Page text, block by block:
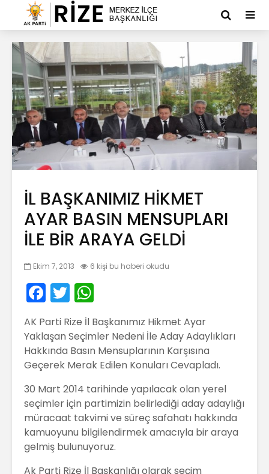
İL BAŞKANIMIZ HİKMET
AYAR BASIN MENSUPLARI
İLE BİR ARAYA GELDİ
Ekim 7, 2013 6 kişi bu haberi okudu
F
a
c
e
b
o
o
k
T
w
itt
er
h
a
ts
A
p
p
AK Parti Rize İl Başkanımız Hikmet Ayar
Yaklaşan Seçimler Nedeni İle Aday Adaylıkları
Hakkında Basın Mensuplarının Karşısına
Geçerek Merak Edilen Konuları Cevapladı.
30 Mart 2014 tarihinde yapılacak olan yerel
seçimler için partimizin belirlediği aday adaylığı
müracaat takvimi ve süreç safahatı hakkında
kamuoyunu bilgilendirmek amacıyla bir araya
gelmiş bulunuyoruz.
Ak Parti Rize İl Başkanlığı olarak seçim